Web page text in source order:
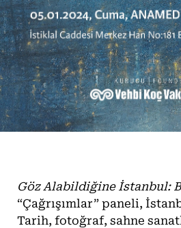
Göz Alabildiğine İstanbul:
“Çağrışımlar” paneli,
Tarih, fotoğraf, sahne